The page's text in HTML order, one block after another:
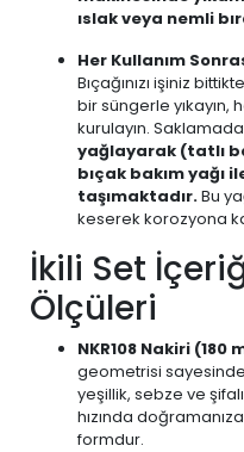
ıslak veya nemli
Her Kullanım
Bıçağınızı işiniz
bir süngerle
kurulayın.
yağlayarak (tatlı
bıçak bakım yağı
taşımaktadır.Bu
keserek korozyona
İkili Set
Ölçüleri
NKR108 Nakiri (180
geometrisi sayesinde
yeşillik, sebze ve
hızında
formdur.